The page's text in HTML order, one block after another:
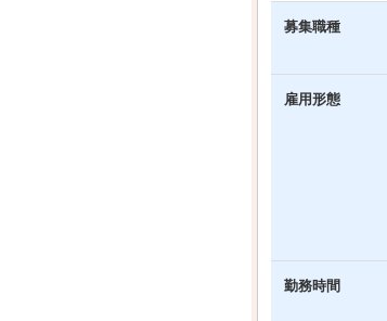
募集職種
雇用形態
勤務時間